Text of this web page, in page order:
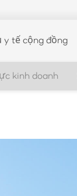
y tế cộng đồng
kinh doanh